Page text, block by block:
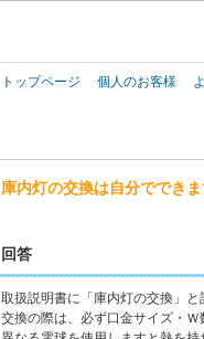
トップページ 個人のお客様
庫内灯の交換は自分でできま
回答
取扱説明書に「庫内灯の交換」と
交換の際は、必ず口金サイズ・Ｗ